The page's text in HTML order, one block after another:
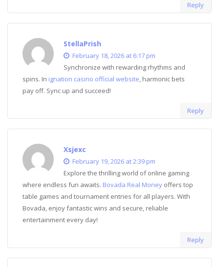
Reply
StellaPrish
February 18, 2026 at 6:17 pm
Synchronize with rewarding rhythms and
spins. In ignation casino official website, harmonic bets
pay off. Sync up and succeed!
Reply
Xsjexc
February 19, 2026 at 2:39 pm
Explore the thrilling world of online gaming
where endless fun awaits. Bovada Real Money offers top
table games and tournament entries for all players. With
Bovada, enjoy fantastic wins and secure, reliable
entertainment every day!
Reply